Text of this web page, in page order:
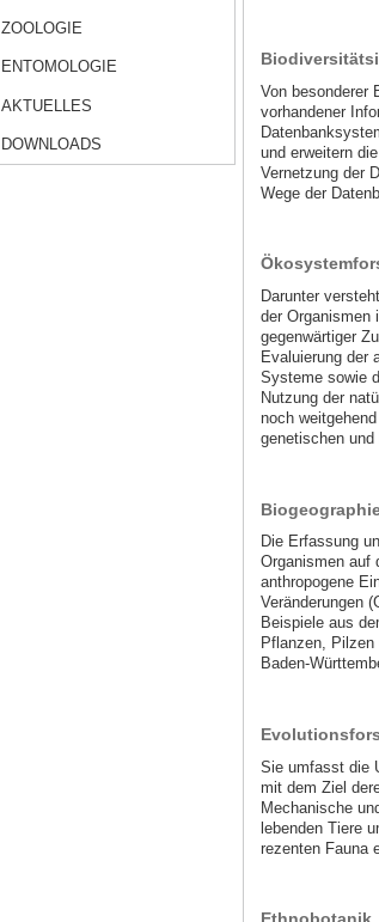
ZOOLOGIE
ENTOMOLOGIE
AKTUELLES
DOWNLOADS
Von besonderer
vorhandener
und erweitern
Vernetzung der
Wege der
Darunter
der Organismen
gegenwärtiger
Evaluierung der
Systeme sowie
Nutzung der
noch
genetischen
Die Erfassung
Organismen auf
anthropogene
Veränderungen
Beispiele aus
Pflanzen,
Baden-
Sie umfasst die
mit dem Ziel
Mechanische
lebenden Tiere
rezenten Fauna